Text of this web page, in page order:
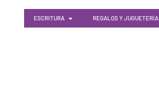
ESCRITURA REGALOS Y JUGUETERÍA